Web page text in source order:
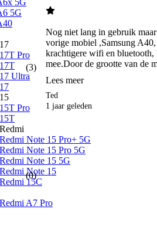
5G
5G
Pro
Ultra
Pro
Note 15 Pro+ 5G
Note 15 Pro 5G
Note 15 5G
Note 15
15C
A7 Pro
(3)
(0)
Nog niet lang in gebruik
vorige mobiel ,Samsung
krachtigere wifi en
mee.Door de grootte van de
Lees meer
Ted
1 jaar geleden